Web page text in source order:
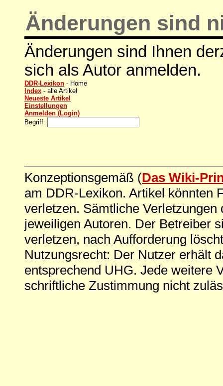
Änderungen sind
Änderungen sind Ihnen
sich als Autor anmelden.
DDR-Lexikon - Home
Index - alle Artikel
Neueste Artikel
Einstellungen
Anmelden (Login)
Begriff:
Konzeptionsgemäß (Das Wiki-
am DDR-Lexikon. Artikel könnten
verletzen. Sämtliche
jeweiligen Autoren. Der Betreiber
verletzen, nach Aufforderung
Nutzungsrecht: Der Nutzer erhält
entsprechend UHG. Jede weitere
schriftliche Zustimmung nicht